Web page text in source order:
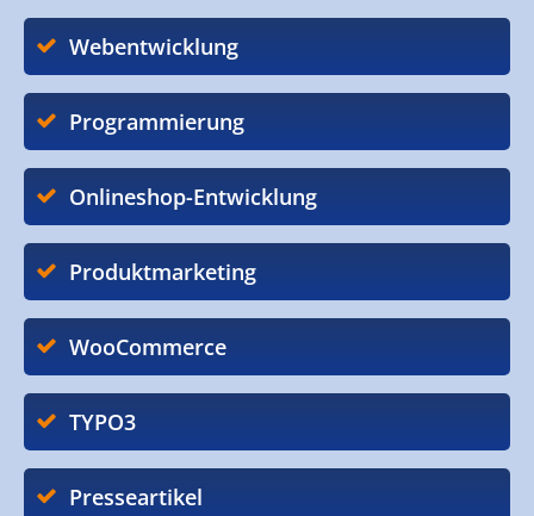
Webentwicklung
Programmierung
Onlineshop-Entwicklung
Produktmarketing
WooCommerce
TYPO3
Presseartikel